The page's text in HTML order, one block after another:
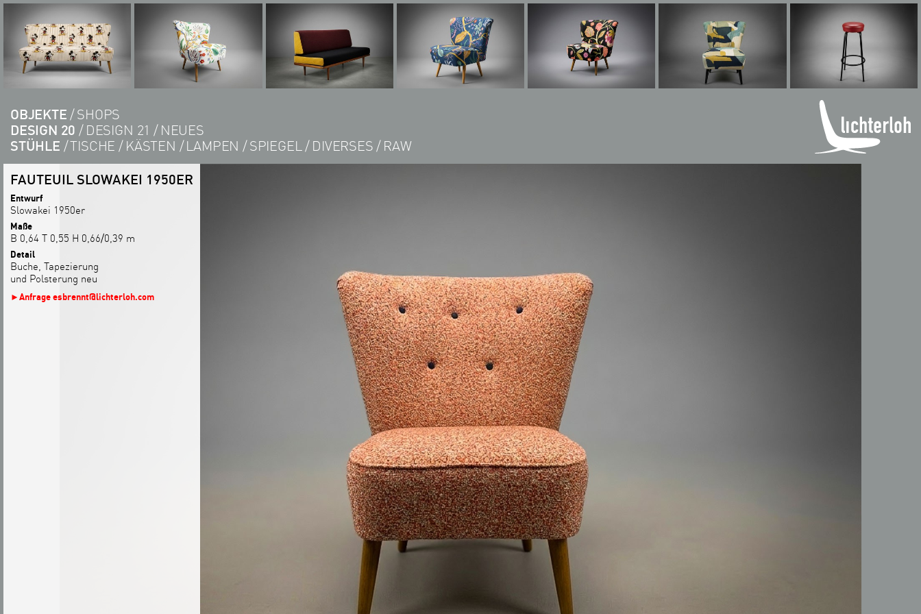
OBJEKTE
SHOPS
DESIGN 20
DESIGN 21
NEUES
STÜHLE
TISCHE KÄSTEN LAMPEN SPIEGEL DIVERSES
RAW
FAUTEUIL SLOWAKEI 1950ER
Entwurf
Slowakei 1950er
Maße
B 0,64 T 0,55 H 0,66/0,39 m
Detail
Buche, Tapezierung
und Polsterung neu
►Anfrage esbrennt@lichterloh.com